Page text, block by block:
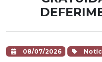
08/07/2026